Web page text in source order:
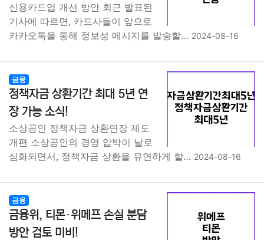
신용카드업 개선 방안 최근 발표된
기사에 따르면, 카드사들이 앞으로
카카오톡을 통해 정보성 메시지를 발송할… 2024-08-16
금융
정책자금 상환기간 최대 5년 연
장 가능 소식!
소상공인 정책자금 상환연장 제도
개편 소상공인의 경영 압박이 날로
심화되면서, 정책자금 상환을 유연하게 할… 2024-08-16
금융
금융위, 티몬·위메프 손실 분담
방안 검토 미비!